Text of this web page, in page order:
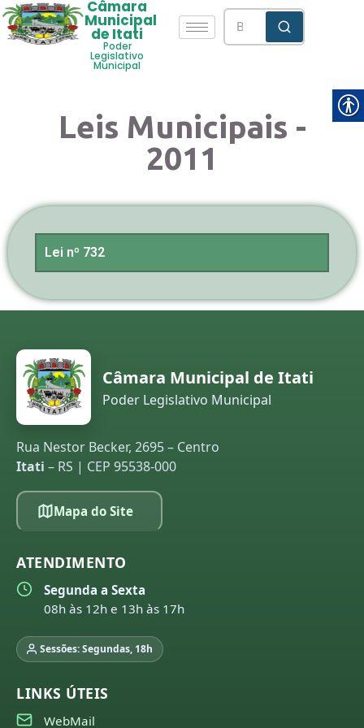
Câmara
Municipal
de Itati
Poder
Legislativo
Municipal
Leis Municipais -
2011
Lei nº 732
Câmara Municipal de Itati
Poder Legislativo Municipal
Rua Nestor Becker, 2695 – Centro
Itati – RS | CEP 95538-000
Mapa do Site
ATENDIMENTO
Segunda a Sexta
08h às 12h e 13h às 17h
Sessões: Segundas, 18h
LINKS ÚTEIS
WebMail